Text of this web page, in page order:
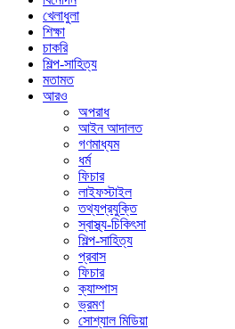
খেলাধুলা
শিক্ষা
চাকরি
শিল্প-সাহিত্য
মতামত
আরও
অপরাধ
আইন আদালত
গণমাধ্যম
ধর্ম
ফিচার
লাইফস্টাইল
তথ্যপ্রযুক্তি
স্বাস্থ্য-চিকিৎসা
শিল্প-সাহিত্য
প্রবাস
ফিচার
ক্যাম্পাস
ভ্রমণ
সোশ্যাল মিডিয়া